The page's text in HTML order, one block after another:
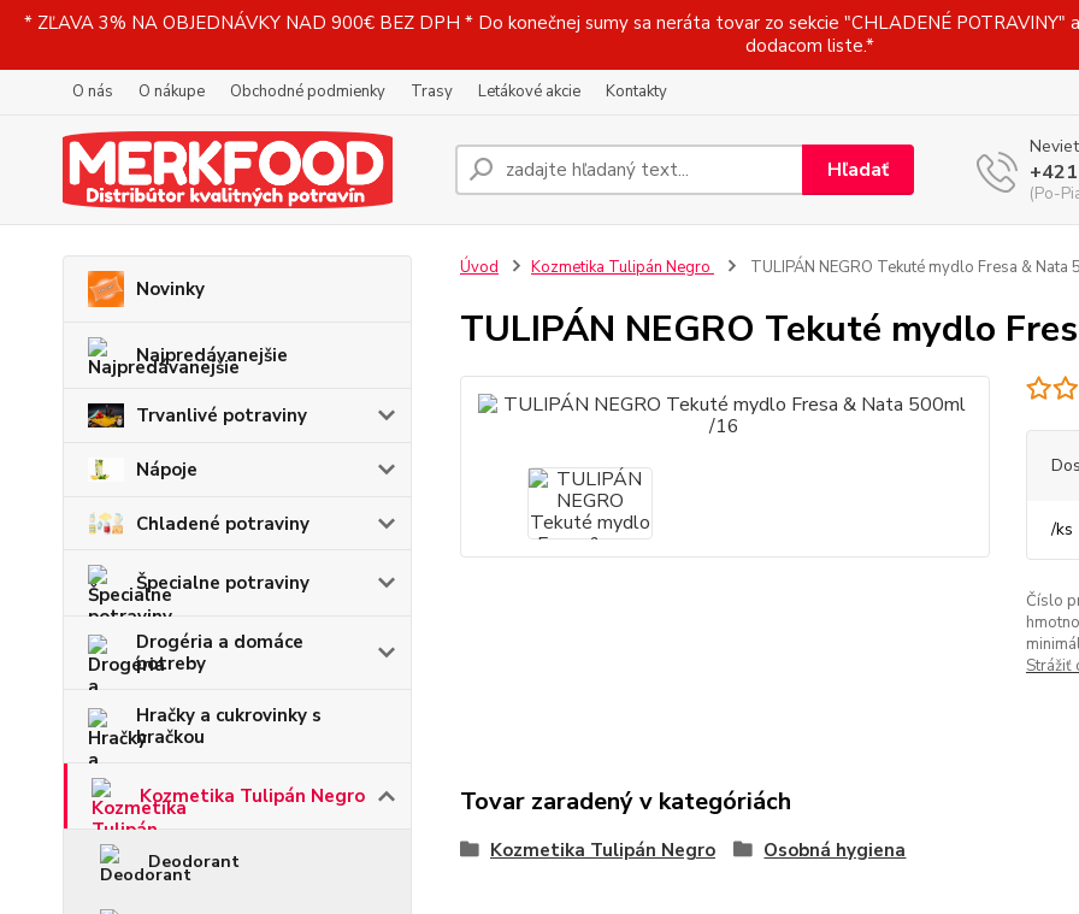
* ZĽAVA 3% NA OBJEDNÁVKY NAD 900€ BEZ DPH * Do konečnej sumy sa neráta tovar zo sekcie "CHLADENÉ
dodacom liste.*
O nás O nákupe Obchodné podmienky Trasy Letákové akcie Kontakty
Hľadať
(Po-
Novinky
Najpredávanejšie
Trvanlivé potraviny
Nápoje
Chladené potraviny
Špecialne potraviny
Drogéria a domáce
potreby
Hračky a cukrovinky s
hračkou
Kozmetika Tulipán Negro
Deodorant
Úvod Kozmetika Tulipán Negro TULIPÁN NEGRO Tekuté mydlo Fresa & Nata
TULIPÁN NEGRO Tekuté mydlo
/ks
Číslo
Strážiť
Tovar zaradený v kategóriách
Kozmetika Tulipán Negro Osobná hygiena